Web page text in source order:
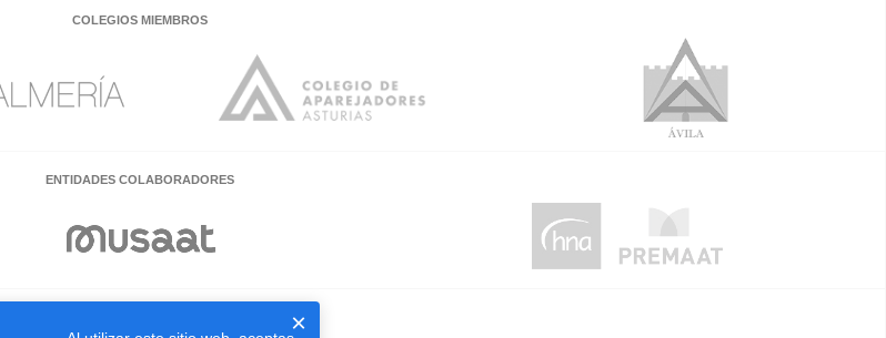
COLEGIOS MIEMBROS
ENTIDADES COLABORADORES
×